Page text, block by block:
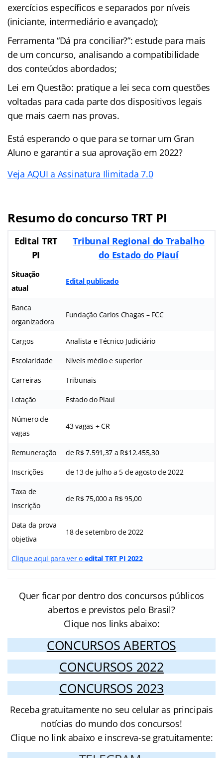
exercícios específicos e separados por níveis
(iniciante, intermediário e avançado);
Ferramenta “Dá pra conciliar?”: estude para mais
de um concurso, analisando a compatibilidade
dos conteúdos abordados;
Lei em Questão: pratique a lei seca com questões
voltadas para cada parte dos dispositivos legais
que mais caem nas provas.
Está esperando o que para se tornar um Gran
Aluno e garantir a sua aprovação em 2022?
Veja AQUI a Assinatura Ilimitada 7.0
Resumo do concurso TRT PI
Edital TRT
PI
Tribunal Regional do Trabalho
do Estado do Piauí
Situação
atual
Edital publicado
Banca
organizadora
Fundação Carlos Chagas – FCC
Cargos Analista e Técnico Judiciário
Escolaridade Níveis médio e superior
Carreiras Tribunais
Lotação Estado do Piauí
Número de
vagas
43 vagas + CR
Remuneração de R$ 7.591,37 a R$12.455,30
Inscrições de 13 de julho a 5 de agosto de 2022
Taxa de
inscrição
de R$ 75,000 a R$ 95,00
Data da prova
objetiva
18 de setembro de 2022
Clique aqui para ver o edital TRT PI 2022
Quer ficar por dentro dos concursos públicos
abertos e previstos pelo Brasil?
Clique nos links abaixo:
CONCURSOS ABERTOS
CONCURSOS 2022
CONCURSOS 2023
Receba gratuitamente no seu celular as principais
notícias do mundo dos concursos!
Clique no link abaixo e inscreva-se gratuitamente: